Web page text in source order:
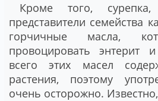
Кроме того,
представители семейства
горчичные масла,
провоцировать энтерит
всего этих масел
растения, поэтому
очень осторожно.